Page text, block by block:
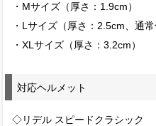
・Mサイズ（厚さ：1.9cm）
・Lサイズ（厚さ：2.5cm、通
・XLサイズ（厚さ：3.2cm）
対応ヘルメット
◇リデル スピードクラシック